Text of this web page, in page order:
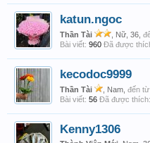
katun.ngoc
Thần Tài , Nữ, 36,
Bài viết: 960 Đã được
kecodoc9999
Thần Tài , Nam, đến từ
Bài viết: 56 Đã được thích:
Kenny1306